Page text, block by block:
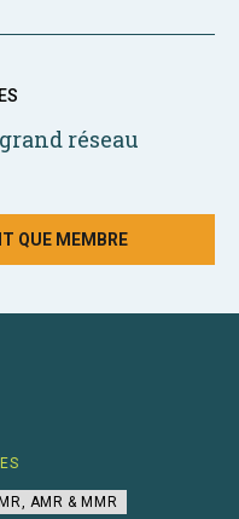
réseau
QUE MEMBRE
AMR & MMR